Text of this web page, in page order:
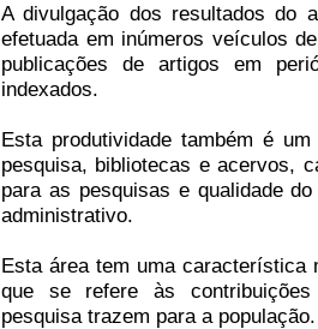
A divulgação dos resultados do
efetuada em inúmeros veículos
publicações de artigos em
indexados.
Esta produtividade também é
pesquisa, bibliotecas e acervos,
para as pesquisas e qualidade
administrativo.
Esta área tem uma característica
que se refere às
pesquisa trazem para a população.